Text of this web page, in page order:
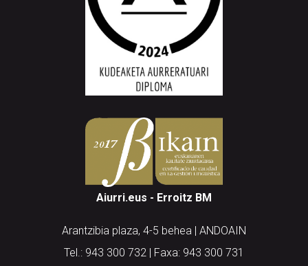
Aiurri.eus - Erroitz BM
Arantzibia plaza, 4-5 behea | ANDOAIN
Tel.: 943 300 732 | Faxa: 943 300 731